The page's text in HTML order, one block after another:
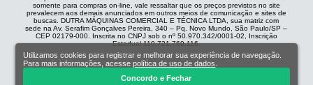
somente para compras on-line, vale ressaltar que os preços previstos no site
prevalecem aos demais anunciados em outros meios de comunicação e sites de
buscas. DUTRA MÁQUINAS COMERCIAL E TÉCNICA LTDA, sua matriz com
sede na Av. Serafim Gonçalves Pereira, 340 – Pq. Novo Mundo, São Paulo/SP –
CEP 02179-000. Inscrita no CNPJ sob o nº 50.970.342/0001-02, Inscrição
Estadual 110.721.769.116.
Utilizamos cookies para registrar e melhorar sua experiência de navegação.
Para mais informações, acessepolítica de uso de dados
Concordo e Fechar